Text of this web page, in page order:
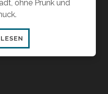
ohne Prunk und
–